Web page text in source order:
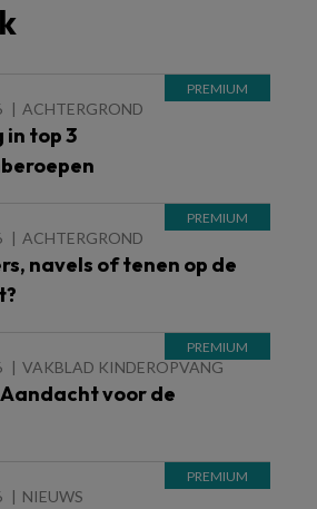
ACHTERGROND
in top 3
ACHTERGROND
navels of tenen op de
VAKBLAD KINDEROPVANG
voor de
NIEUWS